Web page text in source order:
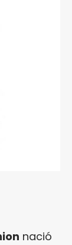
nació